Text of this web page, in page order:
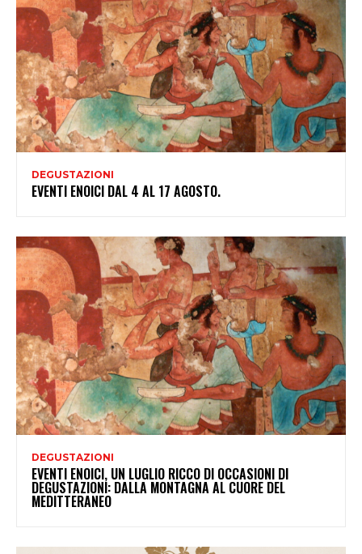
DEGUSTAZIONI
EVENTI ENOICI DAL 4 AL 17 AGOSTO.
DEGUSTAZIONI
EVENTI ENOICI, UN LUGLIO RICCO DI OCCASIONI DI
DEGUSTAZIONI: DALLA MONTAGNA AL CUORE DEL
MEDITTERANEO